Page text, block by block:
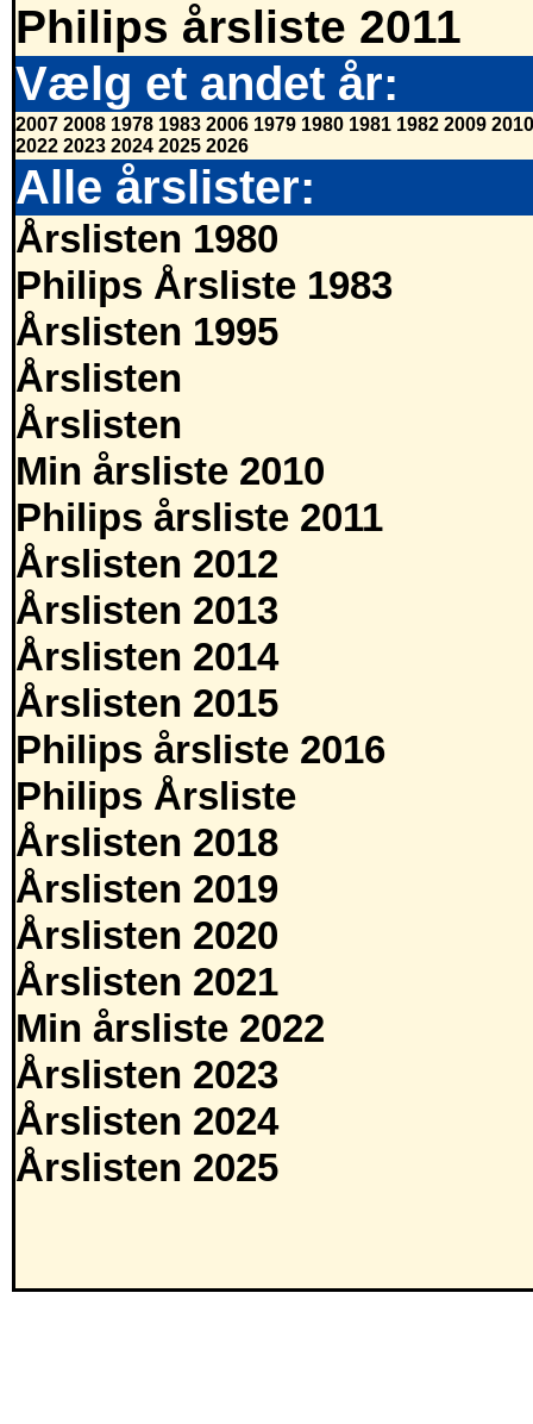
Philips årsliste 2011
Vælg et andet år:
2007 2008 1978 1983 2006 1979 1980 1981 1982 2009 2010
2022 2023 2024 2025 2026
Alle årslister:
Årslisten 1980
Philips Årsliste 1983
Årslisten 1995
Årslisten
Årslisten
Min årsliste 2010
Philips årsliste 2011
Årslisten 2012
Årslisten 2013
Årslisten 2014
Årslisten 2015
Philips årsliste 2016
Philips Årsliste
Årslisten 2018
Årslisten 2019
Årslisten 2020
Årslisten 2021
Min årsliste 2022
Årslisten 2023
Årslisten 2024
Årslisten 2025